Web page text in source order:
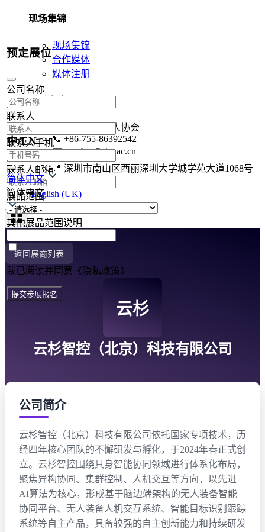
现场集锦
现场集锦
合作媒体
媒体注册
联系方式
深圳市机器人协会
📞 +86-755-86392542
✉️szrobot@siat.ac.cn
📍 深圳市南山区西丽深圳大学城学苑大道1068号
联系我们
English (UK)
返回展商列表
云杉
云杉智控（北京）科技有限公司
公司简介
云杉智控（北京）科技有限公司依托国家专项技术，历
经四年核心团队的不懈研发与孵化，于2024年春正式创
立。云杉智控围绕具身智能协同领域进行体系化布局，
聚焦异构协同、集群控制、人机交互等方向，以先进
AI算法为核心，形成基于脑边端架构的无人装备智能
协同平台、无人装备人机交互系统、智能目标识别跟踪
系统等自主产品，具备较强的自主创新能力和持续研发
预定展位
公司名称
联系人
联系人手机
联系人邮箱
展品范围
其他展品范围说明
我已阅读并同意《隐私政策》
提交参展报名
中/EN
简体中文
简体中文